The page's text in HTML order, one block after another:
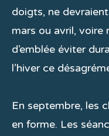
doigts, ne
mars ou avril, voire
d’emblée éviter
l’hiver ce
En septembre, les
en forme. Les